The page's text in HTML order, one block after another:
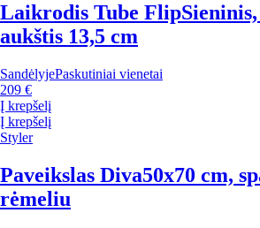
Laikrodis Tube Flip
aukštis 13,5 cm
SandėlyjePaskutiniai vienetai
209 €
Į krepšelį
Į krepšelį
Styler
Paveikslas Diva50x70 cm,
rėmeliu